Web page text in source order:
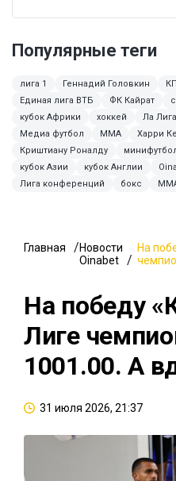
Популярные теги
лига 1 Геннадий Головкин
Единая лига ВТБ
ФК Кайрат
кубок Африки
хоккей Ла Лига
Медиа футбол
MMA Харри
Криштиану Роналду
кубок Азии
кубок Англии
Лига конференций
бокс
Главная
Новости
Oinabet
На
На победу
Лиге
1001.00. А
31 июля 2026, 21:37